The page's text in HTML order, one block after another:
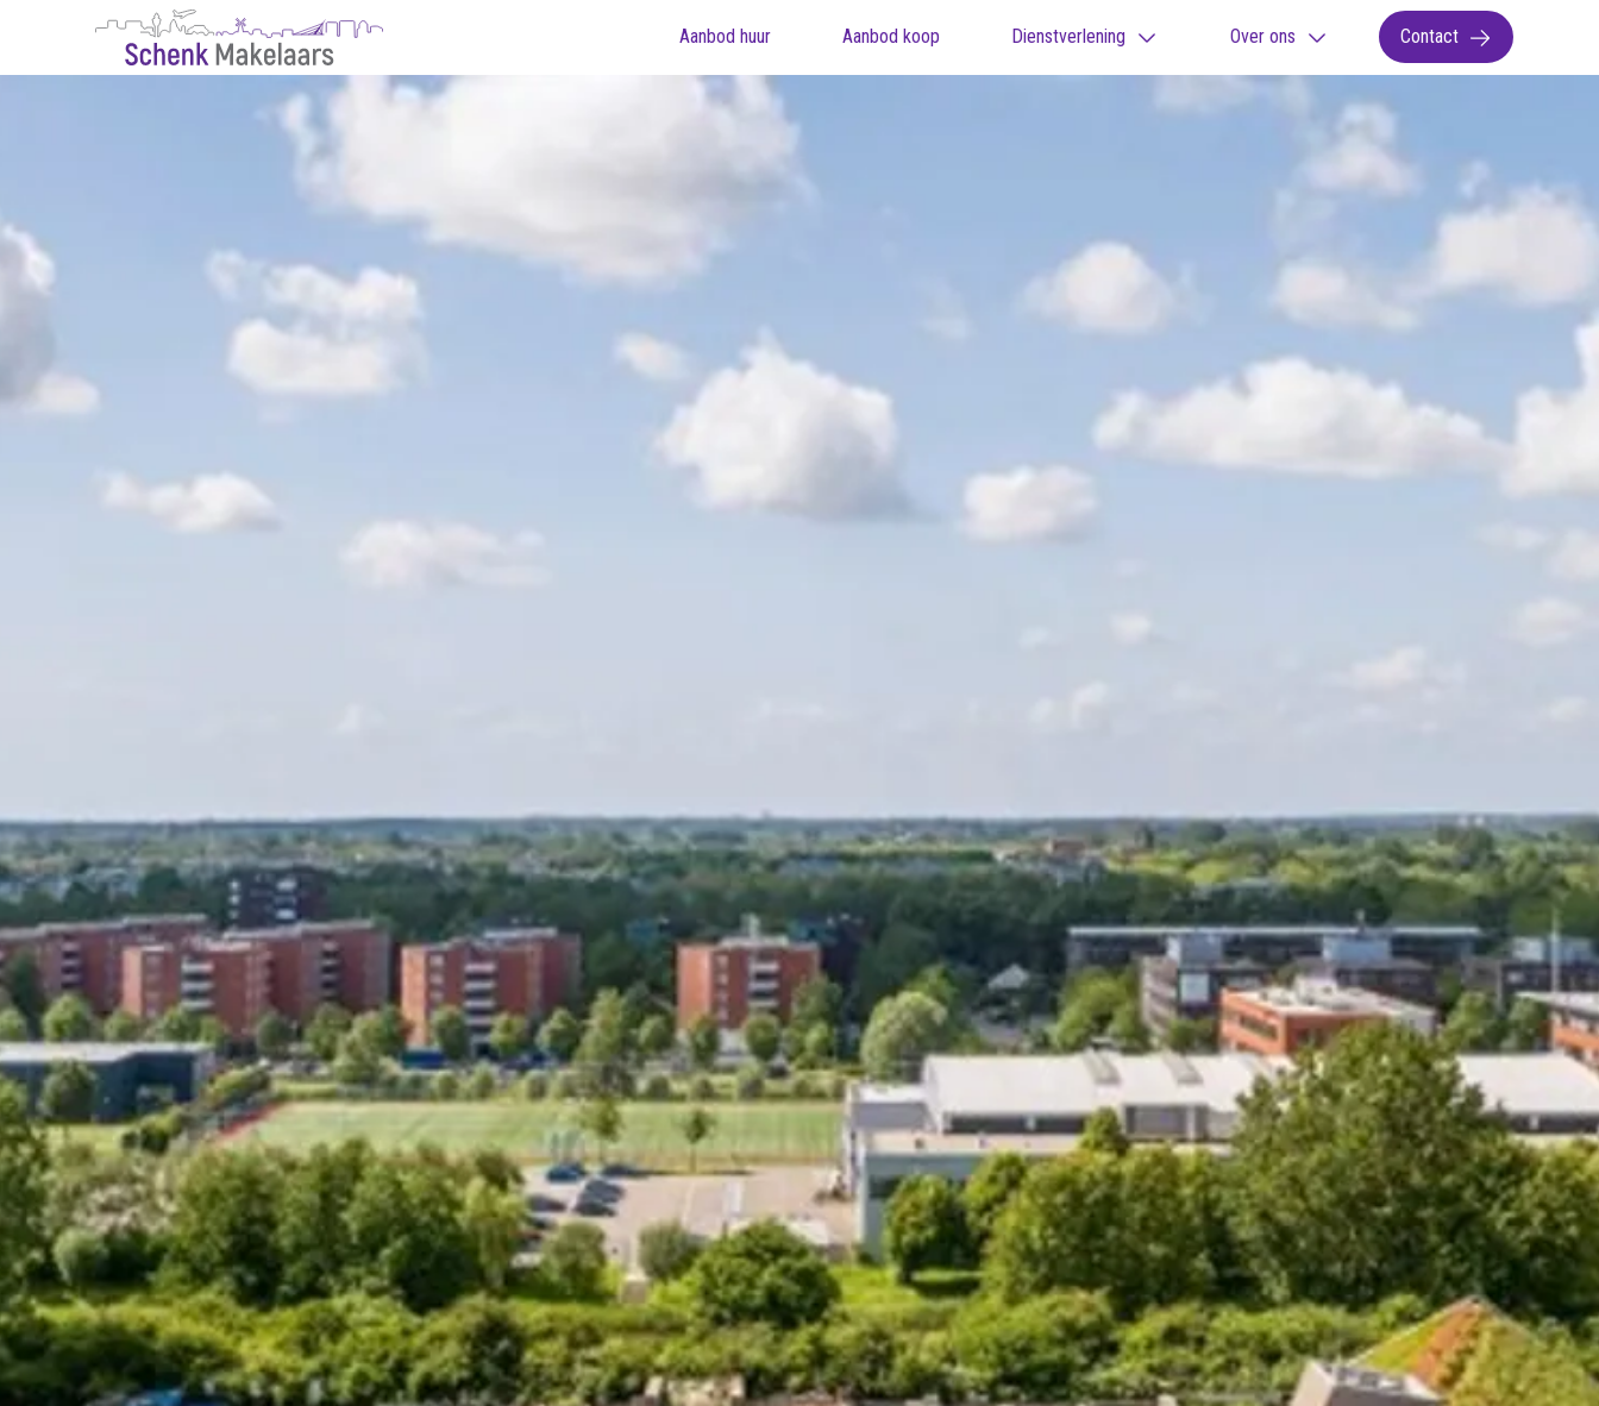
Aanbod huur Aanbod koop Dienstverlening Over ons Contact